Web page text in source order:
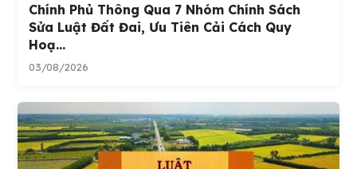
Chính Phủ Thông Qua 7 Nhóm Chính Sách
Sửa Luật Đất Đai, Ưu Tiên Cải Cách Quy
Hoạ...
03/08/2026